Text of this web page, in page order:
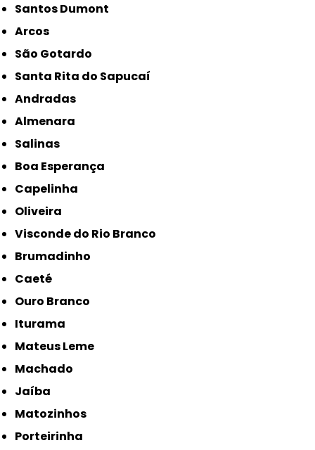
Santos Dumont
Arcos
São Gotardo
Santa Rita do Sapucaí
Andradas
Almenara
Salinas
Boa Esperança
Capelinha
Oliveira
Visconde do Rio Branco
Brumadinho
Caeté
Ouro Branco
Iturama
Mateus Leme
Machado
Jaíba
Matozinhos
Porteirinha